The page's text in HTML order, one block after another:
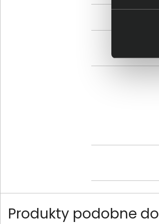
Produkty podobne do